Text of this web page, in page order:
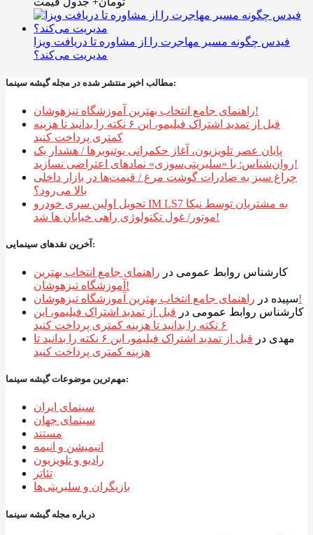
فیدس چگونه مسیر مهاجرت را از مشاوره تا دریافت ویزا
مدیریت می‌کند؟
مطالب اخیر منتشر شده در مجله گیشه سینما:
راهنمای جامع انتخاب بهترین آموزشگاه تیزهوشان!
قبل از تمدید اشتراک فیلیمو، این ۶ نکته را بدانید تا هزینه
کمتری پرداخت کنید
پایان عصر تلویزیون، آغاز حکمرانی یوتیوبرها / هشدار یک
روان‌شناس: با «سلبریتی‌سوزی» نمادهای اعتراضی نسازید!
چراغ سبز به صادرات گوشت مرغ / قیمت‌ها در بازار داخلی
بالا می‌رود؟
تحویل اولین سری خودرو IM LS7 به مشتریان توسط نیکا
موتور/ غول تکنولوژی راهی خیابان ها شد!
آخرین نقدهای سینمایی:
کارشناس روابط عمومی در راهنمای جامع انتخاب بهترین
آموزشگاه تیزهوشان!
سپیده در
راهنمای جامع انتخاب بهترین آموزشگاه تیزهوشان!
کارشناس روابط عمومی در قبل از تمدید اشتراک فیلیمو، این
۶ نکته را بدانید تا هزینه کمتری پرداخت کنید
مهدی در
قبل از تمدید اشتراک فیلیمو، این ۶ نکته را بدانید تا
هزینه کمتری پرداخت کنید
مهم‌ترین موضوعات گیشه سینما:
سینمای ایران
سینمای جهان
مستند
انیمیشن و انیمه
رادیو و تلویزیون
تئاتر
بازیگران و سلبریتی‌ها
درباره مجله گیشه سینما